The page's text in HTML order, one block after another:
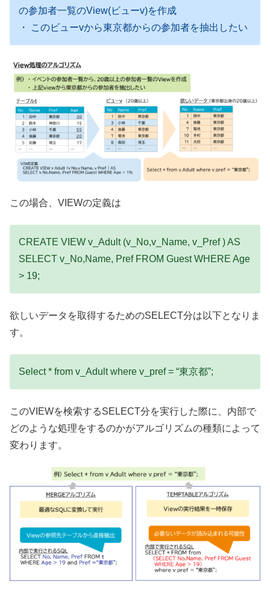
の参加者一覧のView(ビューv)を作成
・ このビューvから東京都からの参加者を抽出したい
この場合、VIEWの定義は
CREATE VIEW v_Adult (v_No,v_Name, v_Pref ) AS
SELECT v_No,Name, Pref FROM Guest WHERE Age
> 19;
欲しいデータを取得するためのSELECT分は以下となりま
す。
Select * from v_Adult where v_pref = “東京都”;
このVIEWを検索するSELECT分を実行した際に、内部で
どのような処理をするのかがアルゴリズムの種類によって
変わります。